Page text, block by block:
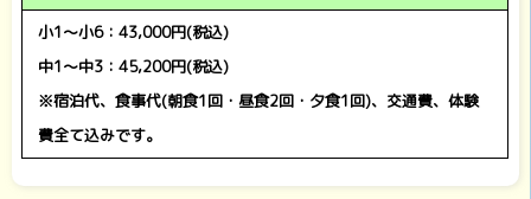
小1～小6：43,000円(税込)
中1～中3：45,200円(税込)
※宿泊代、食事代(朝食1回・昼食2回・夕食1回)、交通費、体験
費全て込みです。